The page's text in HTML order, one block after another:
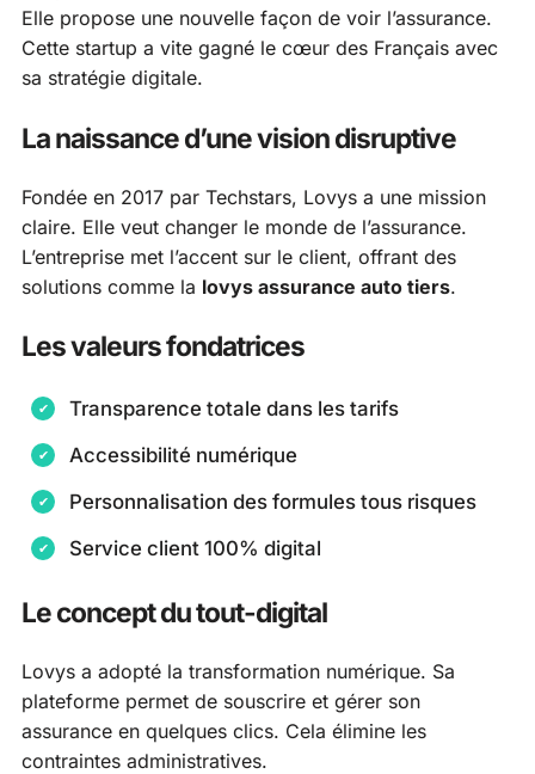
Elle propose une nouvelle façon de voir l’assurance.
Cette startup a vite gagné le cœur des Français avec
sa stratégie digitale.
La naissance d’une vision disruptive
Fondée en 2017 par Techstars, Lovys a une mission
claire. Elle veut changer le monde de l’assurance.
L’entreprise met l’accent sur le client, offrant des
solutions comme la lovys assurance auto tiers.
Les valeurs fondatrices
Transparence totale dans les tarifs
Accessibilité numérique
Personnalisation des formules tous risques
Service client 100% digital
Le concept du tout-digital
Lovys a adopté la transformation numérique. Sa
plateforme permet de souscrire et gérer son
assurance en quelques clics. Cela élimine les
contraintes administratives.